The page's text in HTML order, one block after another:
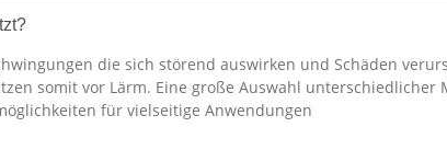
die sich störend auswirken und Schäden
somit vor Lärm. Eine große Auswahl
für vielseitige Anwendungen